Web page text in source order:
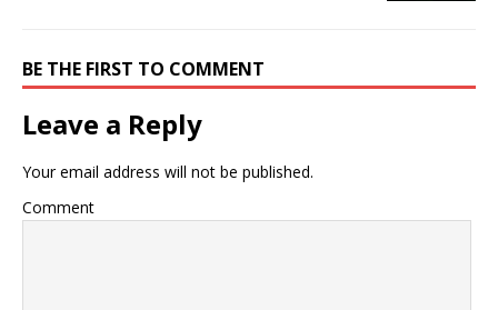
BE THE FIRST TO COMMENT
Leave a Reply
Your email address will not be published.
Comment